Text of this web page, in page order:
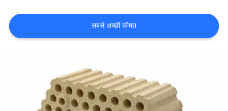
करें
सबसे अच्छी कीमत